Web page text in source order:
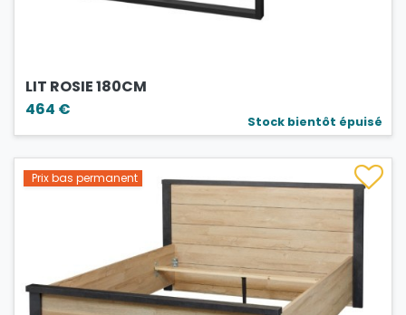
LIT ROSIE 180CM
464 €
Stock bientôt épuisé
Prix bas permanent